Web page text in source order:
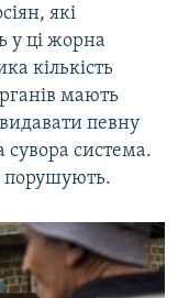
які
у ці жорна
кількість
мають
певну
сувора система.
порушують.